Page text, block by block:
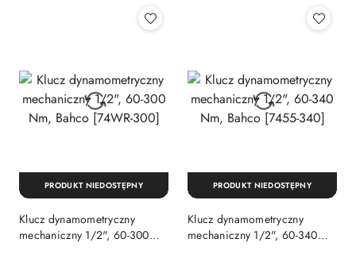
Klucz dynamometryczny
mechaniczny 1/2", 60-300
PRODUKT NIEDOSTĘPNY
Klucz dynamometryczny
mechaniczny 1/2", 60-340
PRODUKT NIEDOSTĘPNY